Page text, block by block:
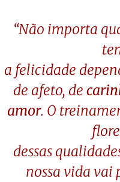
“Não importa
a felicidade
de afeto, de
amor. O
dessas
nossa vida vai